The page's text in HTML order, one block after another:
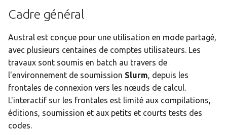
i
o
n
d
e
a
Signaux envoyés par Slurm
Visualisation à distance Signaux envoyés par
Visualisation à distance
Cadre général
Austral est conçue pour une utilisation en mode partagé,
avec plusieurs centaines de comptes utilisateurs. Les
travaux sont soumis en batch au travers de
l'environnement de soumission Slurm, depuis les
frontales de connexion vers les nœuds de calcul.
L'interactif sur les frontales est limité aux compilations,
éditions, soumission et aux petits et courts tests des
codes.